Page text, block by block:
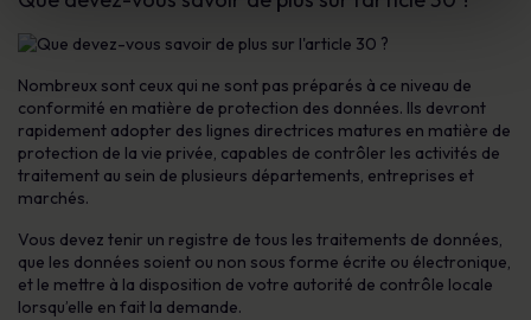
Nombreux sont ceux qui ne sont pas préparés à ce niveau de
conformité en matière de protection des données. Ils devront
rapidement adopter des lignes directrices matures en matière de
protection de la vie privée, capables de contrôler les activités de
traitement au sein de plusieurs départements, entreprises et
marchés.
Vous devez tenir un registre de tous les traitements de données,
que les données soient ou non sous forme écrite ou électronique,
et le mettre à la disposition de votre autorité de contrôle locale
lorsqu’elle en fait la demande.